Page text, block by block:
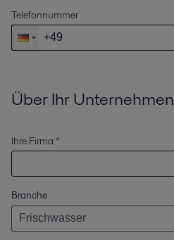
Telefonnummer
Über Ihr Unternehmen
Ihre Firma *
Branche